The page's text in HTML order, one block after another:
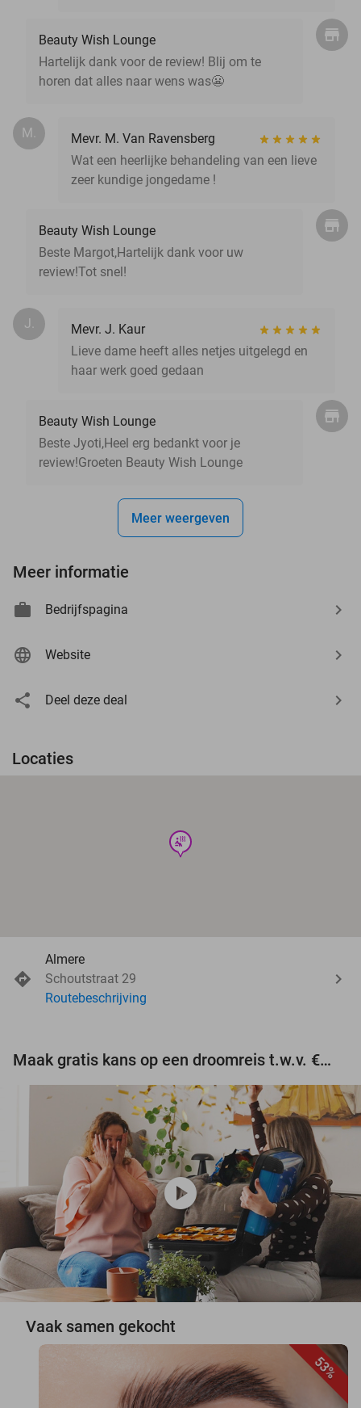
Beauty Wish Lounge
Hartelijk dank voor de review! Blij om te
horen dat alles naar wens was😬
M.
Mevr. M. Van Ravensberg
Wat een heerlijke behandeling van een lieve
zeer kundige jongedame !
Beauty Wish Lounge
Beste Margot,Hartelijk dank voor uw
review!Tot snel!
J.
Mevr. J. Kaur
Lieve dame heeft alles netjes uitgelegd en
haar werk goed gedaan
Beauty Wish Lounge
Beste Jyoti,Heel erg bedankt voor je
review!Groeten Beauty Wish Lounge
Meer weergeven
Meer informatie
Bedrijfspagina
Website
Deel deze deal
Locaties
wellness
Almere
Schoutstraat 29
Routebeschrijving
Maak gratis kans op een droomreis t.w.v. €3.000!
play_circle
Vaak samen gekocht
53%